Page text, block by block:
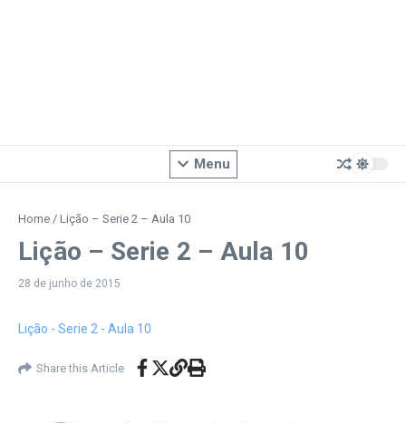
Menu
Home / Lição – Serie 2 – Aula 10
Lição – Serie 2 – Aula 10
28 de junho de 2015
Lição - Serie 2 - Aula 10
Share this Article